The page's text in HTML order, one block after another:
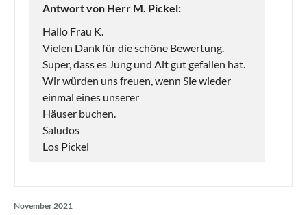
Antwort von Herr M. Pickel:
Hallo Frau K.
Vielen Dank für die schöne Bewertung.
Super, dass es Jung und Alt gut gefallen hat.
Wir würden uns freuen, wenn Sie wieder
einmal eines unserer
Häuser buchen.
Saludos
Los Pickel
November 2021